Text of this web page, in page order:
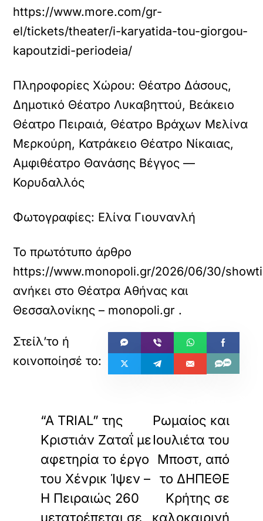
https://www.more.com/gr-
el/tickets/theater/i-karyatida-tou-giorgou-
kapoutzidi-periodeia/
Πληροφορίες Χώρου: Θέατρο Δάσους,
Δημοτικό Θέατρο Λυκαβηττού, Βεάκειο
Θέατρο Πειραιά, Θέατρο Βράχων Μελίνα
Μερκούρη, Κατράκειο Θέατρο Νίκαιας,
Αμφιθέατρο Θανάσης Βέγγος —
Κορυδαλλός
Φωτογραφίες: Ελίνα Γιουνανλή
Το πρωτότυπο άρθρο
https://www.monopoli.gr/2026/06/30/
ανήκει στο Θέατρα Αθήνας και
Θεσσαλονίκης – monopoli.gr .
“A TRIAL” της
Κριστιάν Ζαταΐ με
αφετηρία το έργο
του Χένρικ Ίψεν –
Η Πειραιώς 260
μετατρέπεται σε
Ρωμαίος και
Ιουλιέτα του
Μποστ, από
το ΔΗΠΕΘΕ
Κρήτης σε
καλοκαιρινή